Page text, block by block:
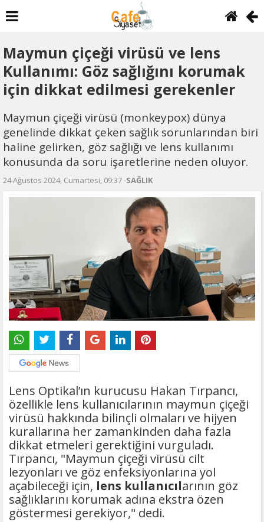
Maymun çiçeği virüsü ve lens
Kullanımı: Göz sağlığını korumak
için dikkat edilmesi gerekenler
Maymun çiçeği virüsü (monkeypox) dünya
genelinde dikkat çeken sağlık sorunlarından biri
haline gelirken, göz sağlığı ve lens kullanımı
konusunda da soru işaretlerine neden oluyor.
24 Ağustos 2024, Cumartesi, 09:37 -SAĞLIK
Lens Optikal’ın kurucusu Hakan Tırpancı,
özellikle lens kullanıcılarının maymun çiçeği
virüsü hakkında bilinçli olmaları ve hijyen
kurallarına her zamankinden daha fazla
dikkat etmeleri gerektiğini vurguladı.
Tırpancı, "Maymun çiçeği virüsü cilt
lezyonları ve göz enfeksiyonlarına yol
açabileceği için, lens kullanıcılarının göz
sağlıklarını korumak adına ekstra özen
göstermesi gerekiyor," dedi.